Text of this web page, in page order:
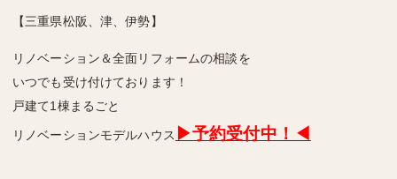
【三重県松阪、津、伊勢】
リノベーション＆全面リフォームの相談を
いつでも受け付けております！
戸建て1棟まるごと
リノベーションモデルハウス ▶予約受付中！◀